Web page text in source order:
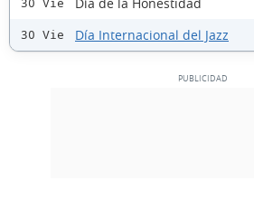
30 Vie
30 Vie Día Internacional del Jazz